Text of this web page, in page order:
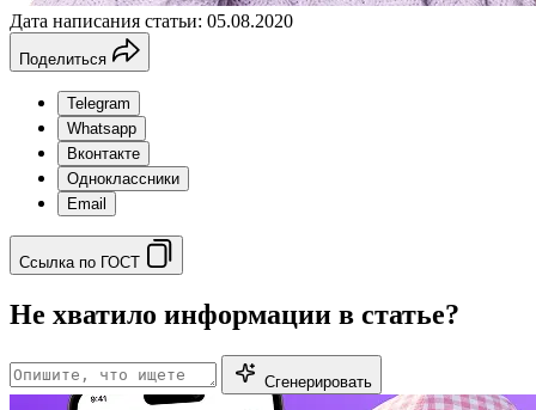
Дата написания статьи: 05.08.2020
Поделиться
Telegram
Whatsapp
Вконтакте
Одноклассники
Email
Ссылка по ГОСТ
Не хватило информации в статье?
Сгенерировать